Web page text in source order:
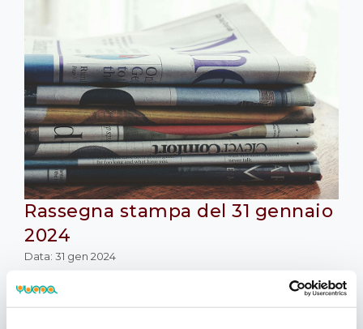
Rassegna stampa del 31 gennaio
2024
Data: 31 gen 2024
Con la presente Vi comunichiamo gli ultimi